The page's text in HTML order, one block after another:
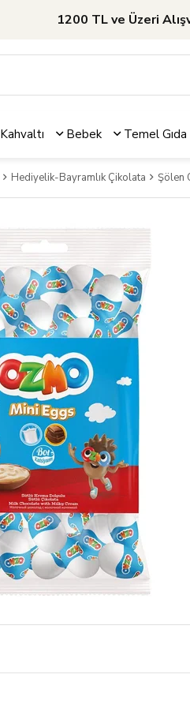
1200 TL ve Üzeri
Kahvaltı Bebek Temel Gıda
Hediyelik-Bayramlık Çikolata Şölen